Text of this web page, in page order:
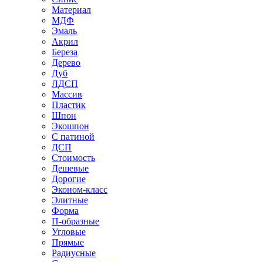
Материал
МДФ
Эмаль
Акрил
Береза
Дерево
Дуб
ЛДСП
Массив
Пластик
Шпон
Экошпон
С патиной
ДСП
Стоимость
Дешевые
Дорогие
Эконом-класс
Элитные
Форма
П-образные
Угловые
Прямые
Радиусные